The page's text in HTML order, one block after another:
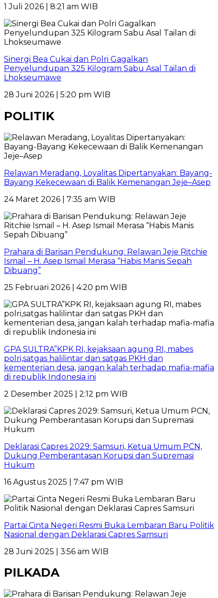
1 Juli 2026 | 8:21 am WIB
Sinergi Bea Cukai dan Polri Gagalkan
Penyelundupan 325 Kilogram Sabu Asal Tailan di
Lhokseumawe
28 Juni 2026 | 5:20 pm WIB
POLITIK
Relawan Meradang, Loyalitas Dipertanyakan: Bayang-
Bayang Kekecewaan di Balik Kemenangan Jeje–Asep
24 Maret 2026 | 7:35 am WIB
Prahara di Barisan Pendukung: Relawan Jeje Ritchie
Ismail – H. Asep Ismail Merasa “Habis Manis Sepah
Dibuang”
25 Februari 2026 | 4:20 pm WIB
GPA SULTRA”KPK RI, kejaksaan agung RI, mabes
polri,satgas halilintar dan satgas PKH dan
kementerian desa, jangan kalah terhadap mafia-mafia
di republik Indonesia ini
2 Desember 2025 | 2:12 pm WIB
Deklarasi Capres 2029: Samsuri, Ketua Umum PCN,
Dukung Pemberantasan Korupsi dan Supremasi
Hukum
16 Agustus 2025 | 7:47 pm WIB
Partai Cinta Negeri Resmi Buka Lembaran Baru Politik
Nasional dengan Deklarasi Capres Samsuri
28 Juni 2025 | 3:56 am WIB
PILKADA